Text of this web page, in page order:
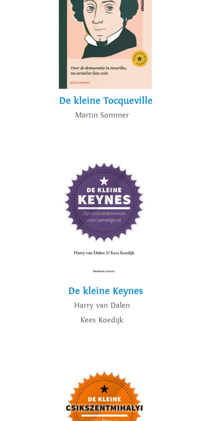
De kleine Tocqueville
Martin Sommer
De kleine Keynes
Harry van Dalen
Kees Koedijk